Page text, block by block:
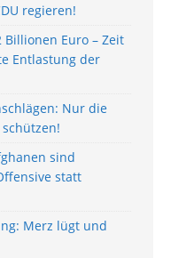
regieren!
Euro – Zeit
Entlastung der
Nur die
sind
statt
Merz lügt und